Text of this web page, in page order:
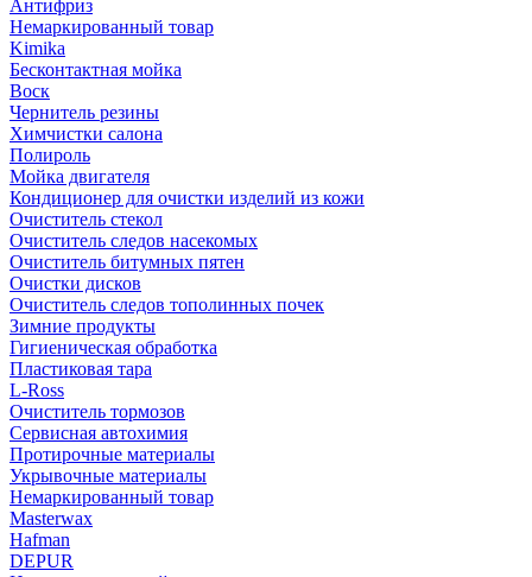
Антифриз
Немаркированный товар
Kimika
Бесконтактная мойка
Воск
Чернитель резины
Химчистки салона
Полироль
Мойка двигателя
Кондиционер для очистки изделий из кожи
Очиститель стекол
Очиститель следов насекомых
Очиститель битумных пятен
Очистки дисков
Очиститель следов тополинных почек
Зимние продукты
Гигиеническая обработка
Пластиковая тара
L-Ross
Очиститель тормозов
Сервисная автохимия
Протирочные материалы
Укрывочные материалы
Немаркированный товар
Masterwax
Hafman
DEPUR